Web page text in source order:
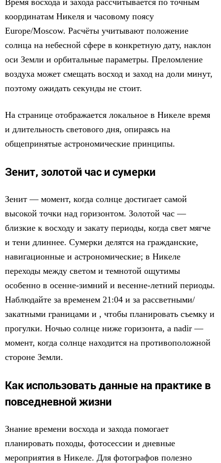
Время восхода и захода рассчитывается по точным
координатам Никеля и часовому поясу
Europe/Moscow. Расчёты учитывают положение
солнца на небесной сфере в конкретную дату, наклон
оси Земли и орбитальные параметры. Преломление
воздуха может смещать восход и заход на доли минут,
поэтому ожидать секунды не стоит.
На странице отображается локальное в Никеле время
и длительность светового дня, опираясь на
общепринятые астрономические принципы.
Зенит, золотой час и сумерки
Зенит — момент, когда солнце достигает самой
высокой точки над горизонтом. Золотой час —
близкие к восходу и закату периоды, когда свет мягче
и тени длиннее. Сумерки делятся на гражданские,
навигационные и астрономические; в Никеле
переходы между светом и темнотой ощутимы
особенно в осенне-зимний и весенне-летний периоды.
Наблюдайте за временем 21:04 и за рассветными/
закатными границами и , чтобы планировать съемку и
прогулки. Ночью солнце ниже горизонта, а nadir —
момент, когда солнце находится на противоположной
стороне Земли.
Как использовать данные на практике в
повседневной жизни
Знание времени восхода и захода помогает
планировать походы, фотосессии и дневные
мероприятия в Никеле. Для фотографов полезно